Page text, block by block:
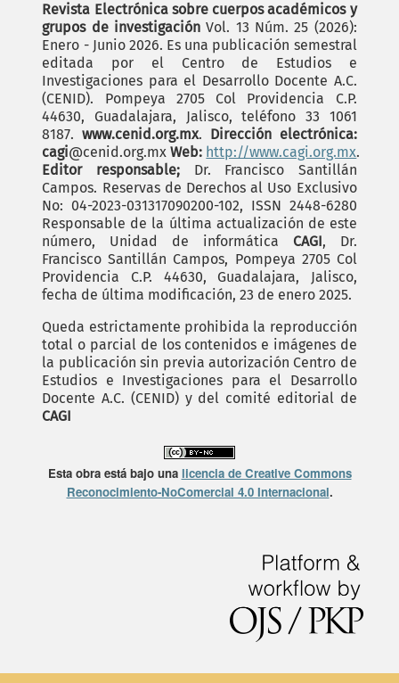
Revista Electrónica sobre cuerpos académicos y
grupos de investigación Vol. 13 Núm. 25 (2026):
Enero - Junio 2026. Es una publicación semestral
editada por el Centro de Estudios e
Investigaciones para el Desarrollo Docente A.C.
(CENID). Pompeya 2705 Col Providencia C.P.
44630, Guadalajara, Jalisco, teléfono 33 1061
8187.www.cenid.org.mx. Dirección electrónica:
cagi@cenid.org.mxWeb: http://www.cagi.org.mx.
Editor responsable;Dr. Francisco Santillán
Campos. Reservas de Derechos al Uso Exclusivo
No: 04-2023-031317090200-102, ISSN 2448-6280
Responsable de la última actualización de este
número, Unidad de informática CAGI, Dr.
Francisco Santillán Campos, Pompeya 2705 Col
Providencia C.P. 44630, Guadalajara, Jalisco,
fecha de última modificación, 23 de enero 2025.
Queda estrictamente prohibida la reproducción
total o parcial de los contenidos e imágenes de
la publicación sin previa autorización Centro de
Estudios e Investigaciones para el Desarrollo
Docente A.C. (CENID) y del comité editorial de
CAGI
Esta obra está bajo una licencia de Creative Commons
Reconocimiento-NoComercial 4.0 Internacional.